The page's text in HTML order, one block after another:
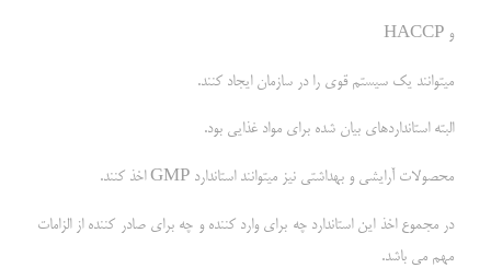
و HACCP
میتوانند یک سیستم قوی را در سازمان ایجاد کنند.
البته استانداردهای بیان شده برای مواد غذایی بود.
محصولات آرایشی و بهداشتی نیز میتوانند استاندارد GMP اخذ کنند.
در مجموع اخذ این استاندارد چه برای وارد کننده و چه برای صادر کننده از الزامات
مهم می باشد.